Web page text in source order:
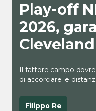
Play-off
2026,
Il fattore campo
di accorciare le
Filippo Re